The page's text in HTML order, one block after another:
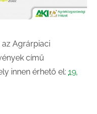
Agrárpiaci
című
innen érhető el: 19.